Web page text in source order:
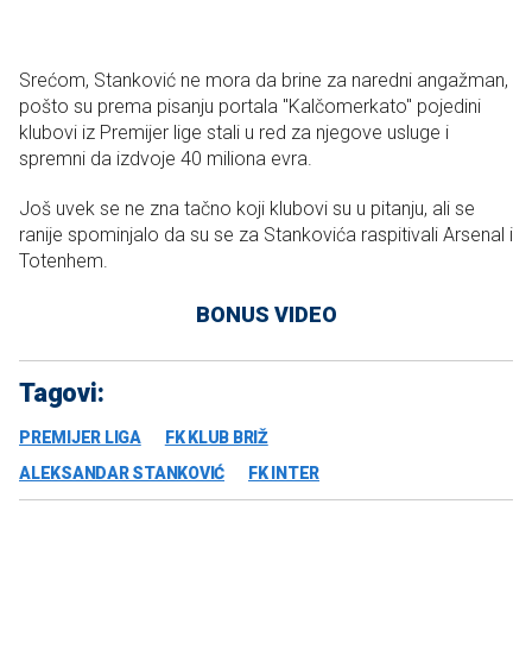
Srećom, Stanković ne mora da brine za naredni angažman,
pošto su prema pisanju portala "Kalčomerkato" pojedini
klubovi iz Premijer lige stali u red za njegove usluge i
spremni da izdvoje 40 miliona evra.
Još uvek se ne zna tačno koji klubovi su u pitanju, ali se
ranije spominjalo da su se za Stankovića raspitivali Arsenal i
Totenhem.
BONUS VIDEO
Tagovi:
PREMIJER LIGA
FK KLUB BRIŽ
ALEKSANDAR STANKOVIĆ
FK INTER